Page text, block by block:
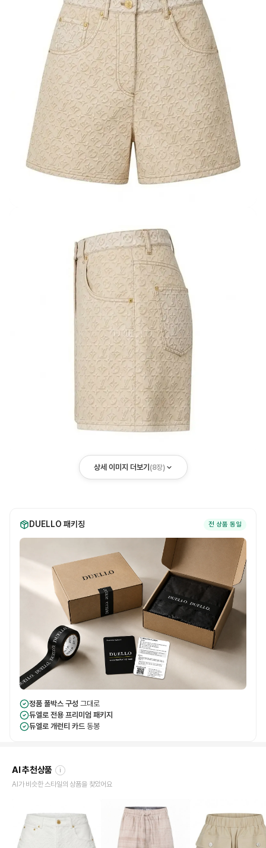
상세 이미지 더보기 (8장)
DUELLO 패키징 전 상품 동일
정품 풀박스 구성 그대로
듀엘로 전용 프리미엄 패키지
듀엘로 개런티 카드 동봉
AI 추천상품 i
AI가 비슷한 스타일의 상품을 찾았어요